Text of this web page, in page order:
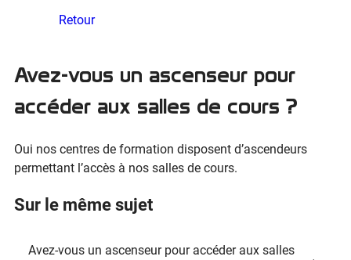
Retour
Avez-vous un ascenseur pour
accéder aux salles de cours ?
Oui nos centres de formation disposent d’ascendeurs
permettant l’accès à nos salles de cours.
Sur le même sujet
Avez-vous un ascenseur pour accéder aux salles